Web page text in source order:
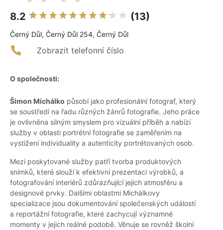
8.2 (13)
Černý Důl, Černý Důl 254, Černý Důl
Zobrazit telefonní číslo
O společnosti:
Šimon Michálko působí jako profesionální fotograf, který
se soustředí na řadu různých žánrů fotografie. Jeho práce
je ovlivněna silným smyslem pro vizuální příběh a nabízí
služby v oblasti portrétní fotografie se zaměřením na
vystižení individuality a autenticity portrétovaných osob.
Mezi poskytované služby patří tvorba produktových
snímků, které slouží k efektivní prezentaci výrobků, a
fotografování interiérů zdůrazňující jejich atmosféru a
designové prvky. Dalšími oblastmi Michálkovy
specializace jsou dokumentování společenských událostí
a reportážní fotografie, které zachycují významné
momenty v jejich reálné podobě. Věnuje se rovněž školní